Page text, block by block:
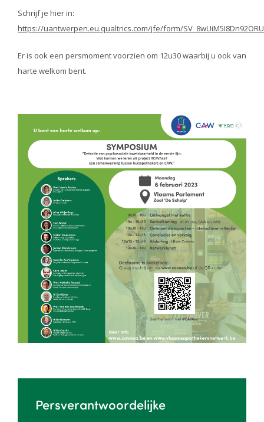
Schrijf je hier in:
https://uantwerpen.eu.qualtrics.com/jfe/form/SV_8wUiM5I8Dn92ORU
Er is ook een persmoment voorzien om 12u30 waarbij u ook van
harte welkom bent.
Persverantwoordelijke